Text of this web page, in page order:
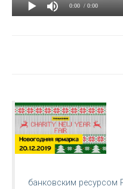
0:00 / 0:00
банковским ресурсом